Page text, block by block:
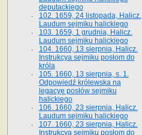
deputackiego
102. 1659, 24 listopada, Halicz.
Laudum sejmiku halickiego
103. 1659, 1 grudnia, Halicz.
Laudum sejmiku halickiego
104. 1660, 13 sierpnia, Halicz.
Instrukcya sejmiku posłom do
króla
105. 1660, 13 sierpnia, s. 1.
Odpowiedź królewska na
legacyę posłów sejmiku
halickiego
106. 1660, 23 sierpnia, Halicz.
Laudum sejmiku halickiego
107. 1660, 23 sierpnia, Halicz.
Instrukcya sejmiku posłom do